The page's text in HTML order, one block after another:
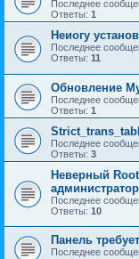
Последнее
Ответы: 1
Неиогу
Последнее
Ответы: 11
Обновление
Последнее
Ответы: 1
Последнее
Ответы: 3
Неверный
Последнее
Ответы: 10
Панель
Последнее